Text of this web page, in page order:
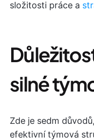
složitosti práce a
silné
Zde je sedm
efektivní týmová